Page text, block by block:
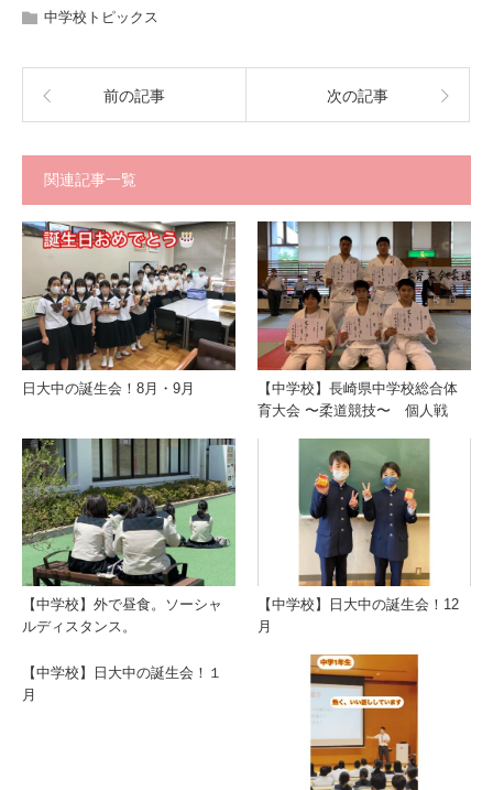
中学校トピックス
前の記事 次の記事
関連記事一覧
日大中の誕生会！8月・9月
【中学校】長崎県中学校総合体
育大会 〜柔道競技〜 個人戦
【中学校】外で昼食。ソーシャ
ルディスタンス。
【中学校】日大中の誕生会！12
月
【中学校】日大中の誕生会！１
月